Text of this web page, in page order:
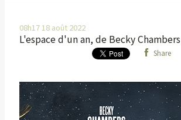
08h17 18 août 2022
L'espace d'un an, de Becky Chambers
Share